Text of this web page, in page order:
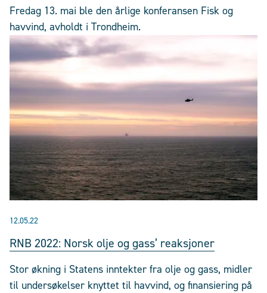
Fredag 13. mai ble den årlige konferansen Fisk og
havvind, avholdt i Trondheim.
12.05.22
RNB 2022: Norsk olje og gass’ reaksjoner
Stor økning i Statens inntekter fra olje og gass, midler
til undersøkelser knyttet til havvind, og finansiering på